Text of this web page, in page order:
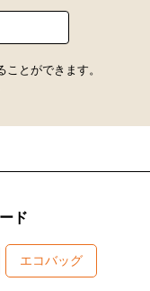
とができます。
ド
エコバッグ